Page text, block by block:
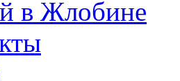
в Жлобине